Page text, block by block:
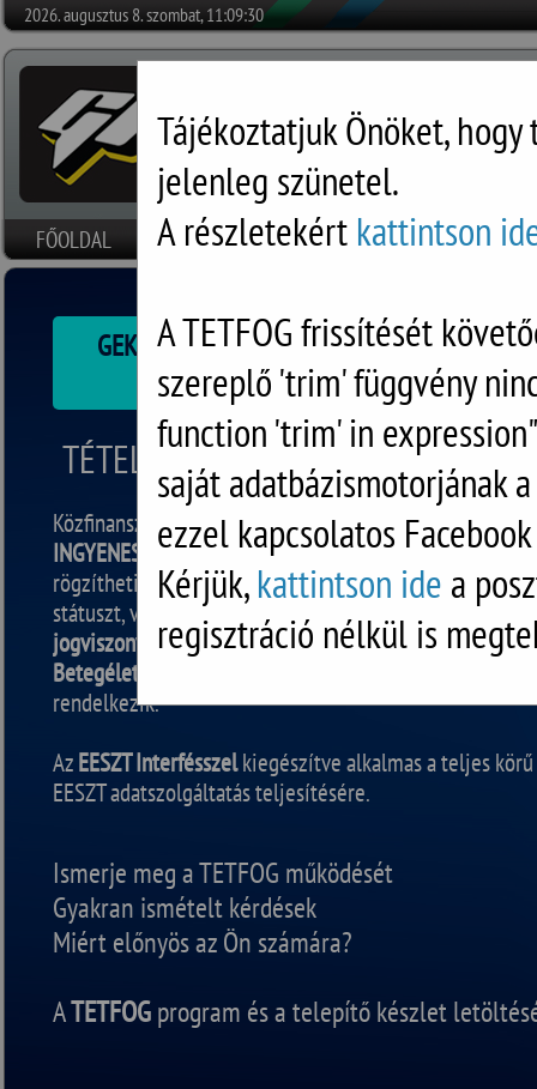
Tájékoztatjuk Önöket,
jelenleg szünetel.
A részletekért kattintson
A TETFOG frissítését
szereplő 'trim' függvény
function 'trim' in
saját adatbázismotorjának
ezzel kapcsolatos
Kérjük,kattintson ide a
regisztráció nélkül is
2026. augusztus 8. szombat, 11:09:30
FŐOLDAL HÍREK SZOFTVEREK RÓLUNK
GEKKOSOFT INDIKÁTOR ELLENŐRZŐ
A letöltéshez kérjük, kattintson ide!
TÉTELES FOGÁSZATI PROGRAM
Közfinanszírozott és magán FOGORVOSOK számára
INGYENES
szoftver, amellyel adminisztrálhatja az
rögzítheti a tevékenységeket és beavatkozásokat,
státuszt, valamint a röntgen felvételeket is. Beépített
jogviszony-ellenőrző(OJOTE) és NEAKeJelentés
Betegéletút
rendelkezik.
AzEESZT Interfésszelkiegészítve alkalmas a teljes körű
EESZT adatszolgáltatás teljesítésére.
Ismerje meg a TETFOG működését
Gyakran ismételt kérdések
Miért előnyös az Ön számára?
ATETFOGprogram és a telepítő készlet